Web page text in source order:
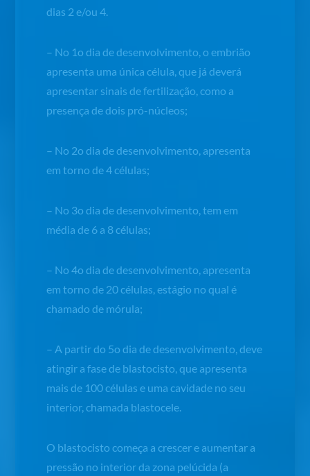
dias 2 e/ou 4.
– No 1o dia de desenvolvimento, o embrião
apresenta uma única célula, que já deverá
apresentar sinais de fertilização, como a
presença de dois pró-núcleos;
– No 2o dia de desenvolvimento, apresenta
em torno de 4 células;
– No 3o dia de desenvolvimento, tem em
média de 6 a 8 células;
– No 4o dia de desenvolvimento, apresenta
em torno de 20 células, estágio no qual é
chamado de mórula;
– A partir do 5o dia de desenvolvimento, deve
atingir a fase de blastocisto, que apresenta
mais de 100 células e uma cavidade no seu
interior, chamada blastocele.
O blastocisto começa a crescer e aumentar a
pressão no interior da zona pelúcida (a